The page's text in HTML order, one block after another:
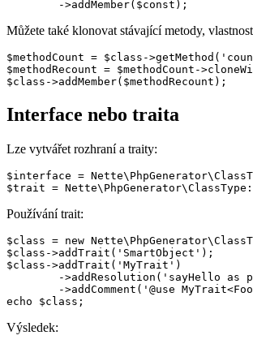
Můžete také klonovat stávající metody,
$methodCount = $class-
$methodRecount = $methodCount-
Interface nebo traita
Lze vytvářet rozhraní a traity:
$interface =
Používání trait:
$class = new
$class->addTrait('SmartObject');
$class->addTrait('MyTrait')
Výsledek: